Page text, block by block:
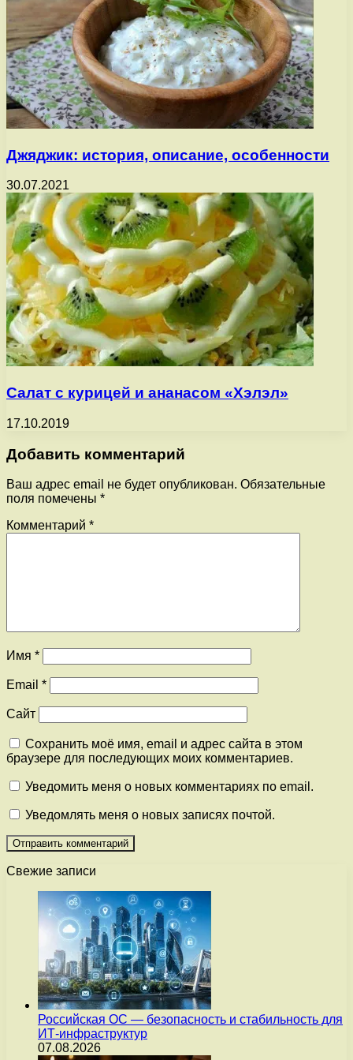
Джяджик: история, описание, особенности
30.07.2021
Салат с курицей и ананасом «Хэлэл»
17.10.2019
Добавить комментарий
Ваш адрес email не будет опубликован. Обязательные
поля помечены *
Комментарий *
Имя *
Email *
Сайт
Сохранить моё имя, email и адрес сайта в этом
браузере для последующих моих комментариев.
Уведомить меня о новых комментариях по email.
Уведомлять меня о новых записях почтой.
Свежие записи
Российская ОС — безопасность и стабильность для
ИТ-инфраструктур
07.08.2026